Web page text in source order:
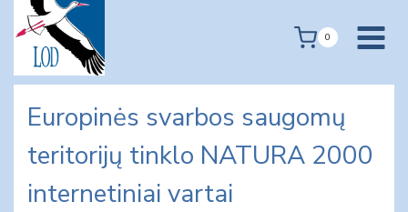
content
0
Europinės svarbos saugomų
teritorijų tinklo NATURA 2000
internetiniai vartai